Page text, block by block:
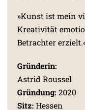
»Kunst ist mein
Kreativität
Betrachter
Gründerin:
Astrid Roussel
Gründung: 2020
Sitz: Hessen